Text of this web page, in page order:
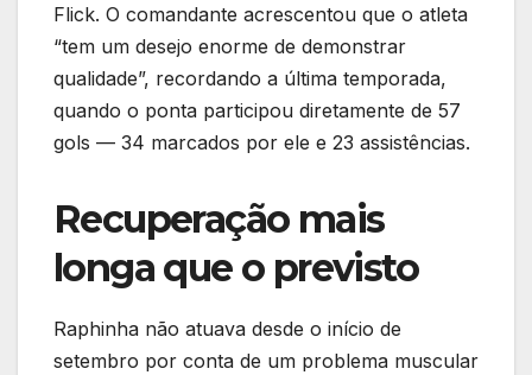
Flick. O comandante acrescentou que o atleta
“tem um desejo enorme de demonstrar
qualidade”, recordando a última temporada,
quando o ponta participou diretamente de 57
gols — 34 marcados por ele e 23 assistências.
Recuperação mais
longa que o previsto
Raphinha não atuava desde o início de
setembro por conta de um problema muscular